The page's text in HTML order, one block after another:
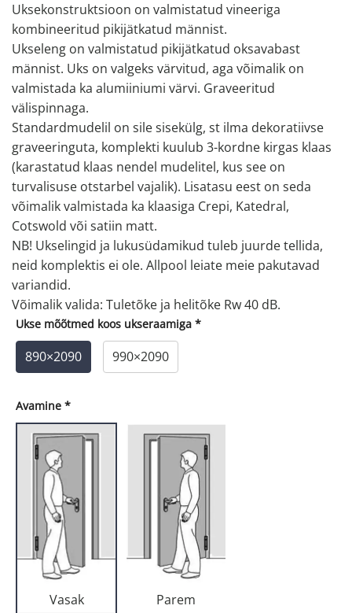
Uksekonstruktsioon on valmistatud vineeriga
kombineeritud pikijätkatud männist.
Ukseleng on valmistatud pikijätkatud oksavabast
männist. Uks on valgeks värvitud, aga võimalik on
valmistada ka alumiiniumi värvi. Graveeritud
välispinnaga.
Standardmudelil on sile sisekülg, st ilma dekoratiivse
graveeringuta, komplekti kuulub 3-kordne kirgas klaas
(karastatud klaas nendel mudelitel, kus see on
turvalisuse otstarbel vajalik). Lisatasu eest on seda
võimalik valmistada ka klaasiga Crepi, Katedral,
Cotswold või satiin matt.
NB! Ukselingid ja lukusüdamikud tuleb juurde tellida,
neid komplektis ei ole. Allpool leiate meie pakutavad
variandid.
Võimalik valida: Tuletõke ja helitõke Rw 40 dB.
Ukse mõõtmed koos ukseraamiga *
890×2090 990×2090
Avamine *
Vasak Parem